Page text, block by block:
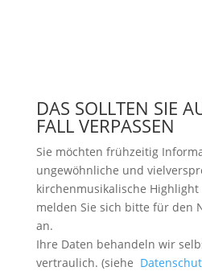
DAS SOLLTEN SIE
FALL VERPASSEN
Sie möchten frühzeitig
ungewöhnliche und
kirchenmusikalische Highlight
melden Sie sich bitte für den
an.
Ihre Daten behandeln wir
vertraulich. (siehe